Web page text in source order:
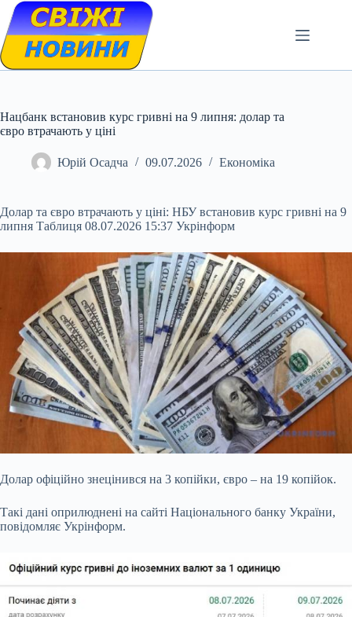
Skip
content
Нацбанк встановив курс гривні на 9 липня: долар та
євро втрачають у ціні
Юрій Осадча 09.07.2026 Економіка
Долар та євро втрачають у ціні: НБУ встановив курс гривні на 9
липня Таблиця 08.07.2026 15:37 Укрінформ
Долар офіційно знецінився на 3 копійки, євро – на 19 копійок.
Такі дані оприлюднені на сайті Національного банку України,
повідомляє Укрінформ.